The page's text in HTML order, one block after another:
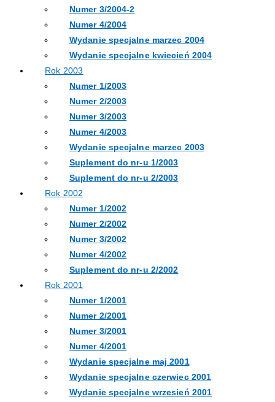
Numer 3/2004-2
Numer 4/2004
Wydanie specjalne marzec 2004
Wydanie specjalne kwiecień 2004
Rok 2003
Numer 1/2003
Numer 2/2003
Numer 3/2003
Numer 4/2003
Wydanie specjalne marzec 2003
Suplement do nr-u 1/2003
Suplement do nr-u 2/2003
Rok 2002
Numer 1/2002
Numer 2/2002
Numer 3/2002
Numer 4/2002
Suplement do nr-u 2/2002
Rok 2001
Numer 1/2001
Numer 2/2001
Numer 3/2001
Numer 4/2001
Wydanie specjalne maj 2001
Wydanie specjalne czerwiec 2001
Wydanie specjalne wrzesień 2001